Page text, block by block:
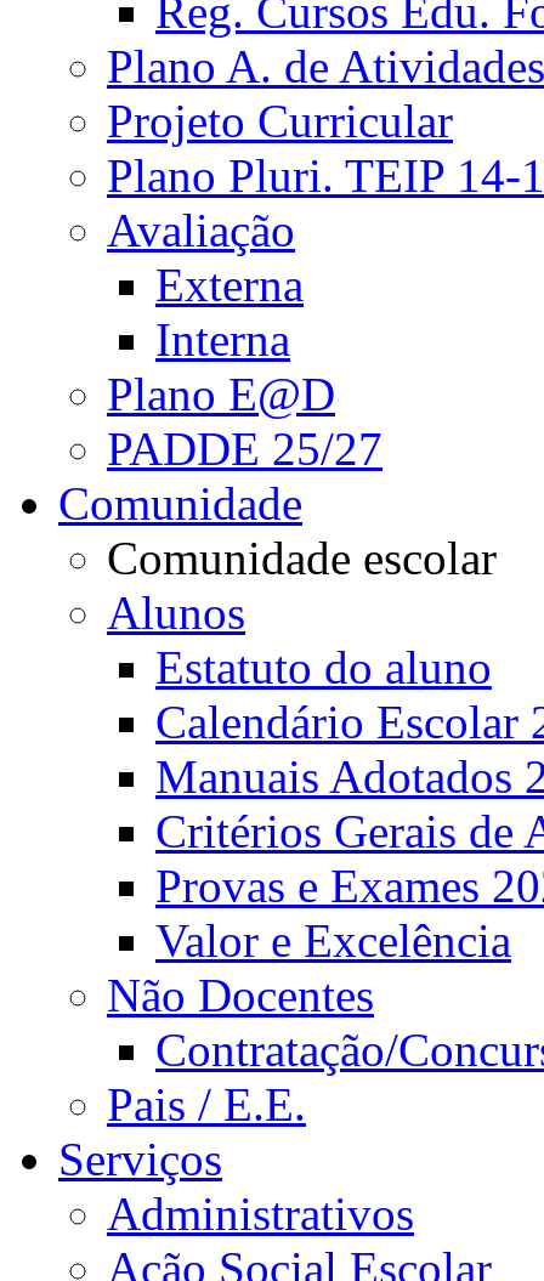
Reg. Cursos Edu.
Plano A. de Atividades
Projeto Curricular
Plano Pluri. TEIP 14-
Avaliação
Externa
Interna
Plano E@D
PADDE 25/27
Comunidade
Comunidade escolar
Alunos
Estatuto do aluno
Calendário Escolar
Manuais Adotados
Critérios Gerais de
Provas e Exames
Valor e Excelência
Não Docentes
Contratação/
Pais / E.E.
Serviços
Administrativos
Ação Social Escolar